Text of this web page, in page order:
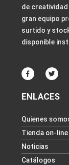
de creatividad
gran equipo
surtido y
disponible
ENLACES
Quienes
Tienda on-line
Noticias
Catálogos